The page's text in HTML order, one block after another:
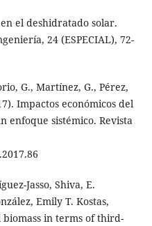
el deshidratado solar.
24 (ESPECIAL), 72-
G., Martínez, G., Pérez,
Impactos económicos del
enfoque sistémico. Revista
Jasso, Shiva, E.
Emily T. Kostas,
biomass in terms of third-